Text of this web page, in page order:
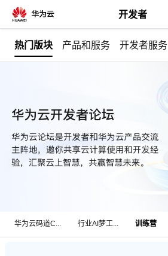
开发者
返
回
个
开
热门版块 产品和服务 开发者服务
华为云码道C... 行业AI梦工... 训练营